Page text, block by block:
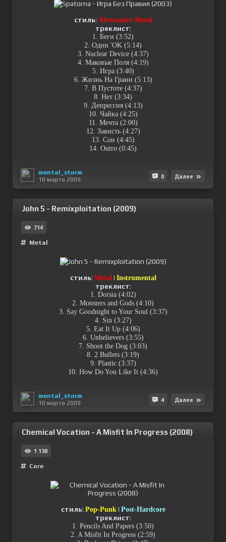
стиль: Alternative Metal
треклист:
1. Беги (3:52)
2. Один 'OK (5:14)
3. Nuclear Device (4:37)
4. Маковые Поля (4:19)
5. Игра (3:40)
6. Жизнь На Грани (5:13)
7. В Пустоте (4:37)
8. Нет (3:34)
9. Депрессия (4:13)
10. Чайка (4:25)
11. Мечта (2:00)
12. Зависть (4:27)
13. Сон (4:45)
14. Outro (0:45)
mental_storm
10 марта 2009
0 Далее
John 5 - Remixploitation (2009)
714
Metal
стиль: Metal | Instrumental
треклист:
1. Dorsia (4:02)
2. Monsters and Gods (4:10)
3. Say Goodnight to Your Soul (3:37)
4. Sin (3:27)
5. Eat It Up (4:06)
6. Unbelievers (3:55)
7. Shoot the Dog (3:03)
8. 2 Bullets (3:19)
9. Plastic (3:37)
10. How Do You Like It (4:36)
mental_storm
10 марта 2009
4 Далее
Chemical Vocation - A Misfit In Progress (2008)
1 138
Сore
стиль: Pop-Punk | Post-Hardcore
треклист:
1. Pencils And Papers (3:50)
2. A Misfit In Progress (2:59)